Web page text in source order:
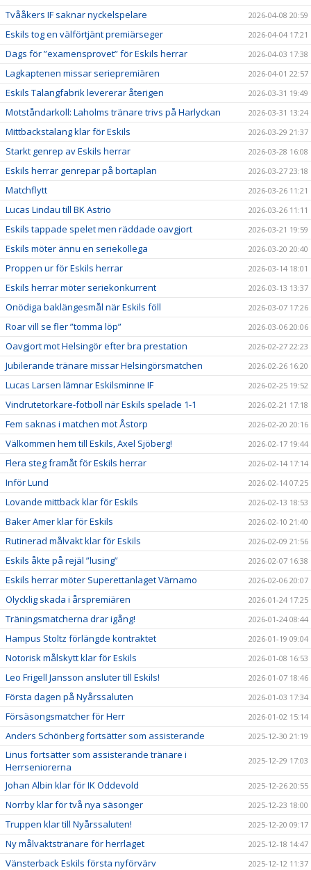
Tvååkers IF saknar nyckelspelare 2026-04-08 20:59
Eskils tog en välförtjänt premiärseger 2026-04-04 17:21
Dags för ”examensprovet” för Eskils herrar 2026-04-03 17:38
Lagkaptenen missar seriepremiären 2026-04-01 22:57
Eskils Talangfabrik levererar återigen 2026-03-31 19:49
Motståndarkoll: Laholms tränare trivs på Harlyckan 2026-03-31 13:24
Mittbackstalang klar för Eskils 2026-03-29 21:37
Starkt genrep av Eskils herrar 2026-03-28 16:08
Eskils herrar genrepar på bortaplan 2026-03-27 23:18
Matchflytt 2026-03-26 11:21
Lucas Lindau till BK Astrio 2026-03-26 11:11
Eskils tappade spelet men räddade oavgjort 2026-03-21 19:59
Eskils möter ännu en seriekollega 2026-03-20 20:40
Proppen ur för Eskils herrar 2026-03-14 18:01
Eskils herrar möter seriekonkurrent 2026-03-13 13:37
Onödiga baklängesmål när Eskils föll 2026-03-07 17:26
Roar vill se fler ”tomma löp” 2026-03-06 20:06
Oavgjort mot Helsingör efter bra prestation 2026-02-27 22:23
Jubilerande tränare missar Helsingörsmatchen 2026-02-26 16:20
Lucas Larsen lämnar Eskilsminne IF 2026-02-25 19:52
Vindrutetorkare-fotboll när Eskils spelade 1-1 2026-02-21 17:18
Fem saknas i matchen mot Åstorp 2026-02-20 20:16
Välkommen hem till Eskils, Axel Sjöberg! 2026-02-17 19:44
Flera steg framåt för Eskils herrar 2026-02-14 17:14
Inför Lund 2026-02-14 07:25
Lovande mittback klar för Eskils 2026-02-13 18:53
Baker Amer klar för Eskils 2026-02-10 21:40
Rutinerad målvakt klar för Eskils 2026-02-09 21:56
Eskils åkte på rejäl ”lusing” 2026-02-07 16:38
Eskils herrar möter Superettanlaget Värnamo 2026-02-06 20:07
Olycklig skada i årspremiären 2026-01-24 17:25
Träningsmatcherna drar igång! 2026-01-24 08:44
Hampus Stoltz förlängde kontraktet 2026-01-19 09:04
Notorisk målskytt klar för Eskils 2026-01-08 16:53
Leo Frigell Jansson ansluter till Eskils! 2026-01-07 18:46
Första dagen på Nyårssaluten 2026-01-03 17:34
Försäsongsmatcher för Herr 2026-01-02 15:14
Anders Schönberg fortsätter som assisterande 2025-12-30 21:19
Linus fortsätter som assisterande tränare i
Herrseniorerna
2025-12-29 17:03
Johan Albin klar för IK Oddevold 2025-12-26 20:55
Norrby klar för två nya säsonger 2025-12-23 18:00
Truppen klar till Nyårssaluten! 2025-12-20 09:17
Ny målvaktstränare för herrlaget 2025-12-18 14:47
Vänsterback Eskils första nyförvärv 2025-12-12 11:37